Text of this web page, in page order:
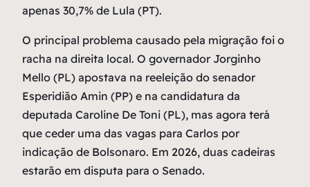
apenas 30,7% de Lula (PT).
O principal problema causado pela migração foi o
racha na direita local. O governador Jorginho
Mello (PL) apostava na reeleição do senador
Esperidião Amin (PP) e na candidatura da
deputada Caroline De Toni (PL), mas agora terá
que ceder uma das vagas para Carlos por
indicação de Bolsonaro. Em 2026, duas cadeiras
estarão em disputa para o Senado.